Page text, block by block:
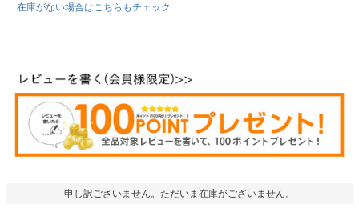
在庫がない場合はこちらもチェック
申し訳ございません。ただいま在庫がございません。